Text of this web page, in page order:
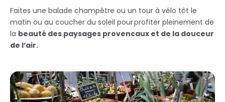
Faites une balade champêtre ou un tour à vélo tôt le
matin ou au coucher du soleil pour profiter pleinement de
la beauté des paysages provencaux et de la douceur
de l’air.